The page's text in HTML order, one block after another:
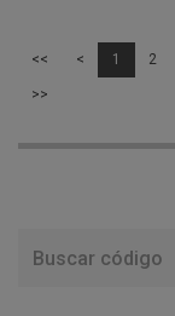
<< < 1 2
>>